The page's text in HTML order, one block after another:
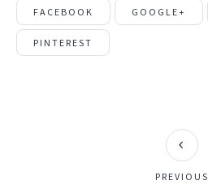
FACEBOOK GOOGLE+
PINTEREST
PREVIOUS